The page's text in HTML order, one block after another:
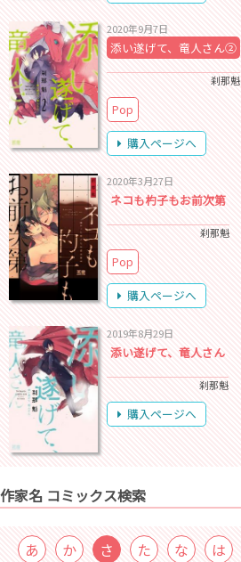
2020年9月7日
添い遂げて、竜人さん②
刹那魁
Pop
購入ページへ
2020年3月27日
ネコも杓子もお前次第
刹那魁
Pop
購入ページへ
2019年8月29日
添い遂げて、竜人さん
刹那魁
購入ページへ
作家名 コミックス検索
あ か さ た な は